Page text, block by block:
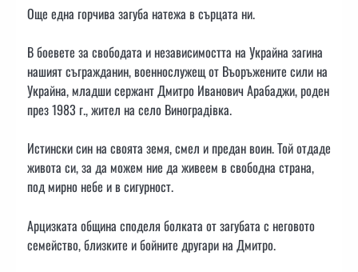
Още една горчива загуба натежа в сърцата ни.
В боевете за свободата и независимостта на Украйна загина
нашият съгражданин, военнослужещ от Въоръжените сили на
Украйна, младши сержант Дмитро Иванович Арабаджи, роден
през 1983 г., жител на село Виноградівка.
Истински син на своята земя, смел и предан воин. Той отдаде
живота си, за да можем ние да живеем в свободна страна,
под мирно небе и в сигурност.
Арцизката община споделя болката от загубата с неговото
семейство, близките и бойните другари на Дмитро.